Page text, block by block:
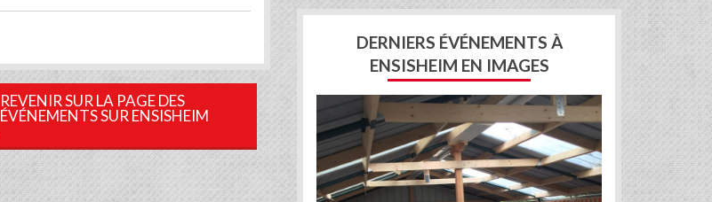
REVENIR SUR LA PAGE DES
ÉVÉNEMENTS SUR ENSISHEIM
DERNIERS ÉVÉNEMENTS À
ENSISHEIM EN IMAGES